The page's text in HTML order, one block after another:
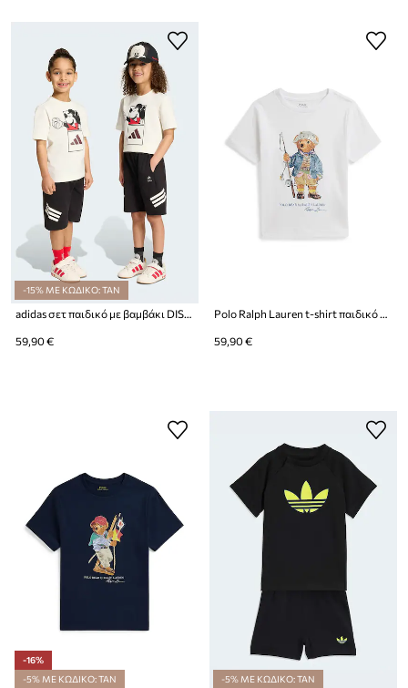
-15% ΜΕ ΚΩΔΙΚΟ: TAN
59,90 € 59,90 €
-16%
-5% ΜΕ ΚΩΔΙΚΟ: TAN
-5% ΜΕ ΚΩΔΙΚΟ: TAN